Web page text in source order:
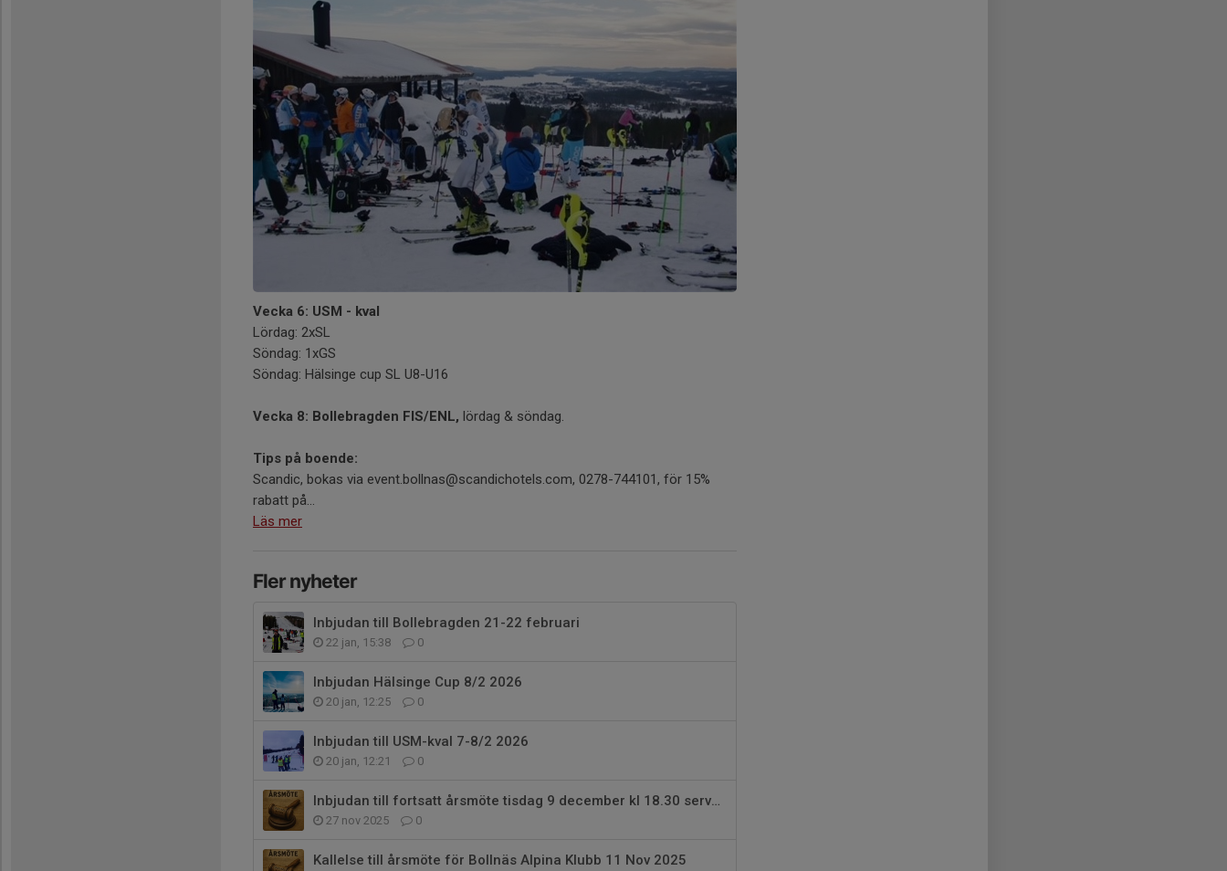
Vecka 6: USM - kval
Lördag: 2xSL
Söndag: 1xGS
Söndag: Hälsinge cup SL U8-U16
Vecka 8: Bollebragden FIS/ENL, lördag & söndag.
Tips på boende:
Scandic, bokas via event.bollnas@scandichotels.com, 0278-744101, för 15%
rabatt på...
Läs mer
Fler nyheter
Inbjudan till Bollebragden 21-22 februari
22 jan, 15:38 0
Inbjudan Hälsinge Cup 8/2 2026
20 jan, 12:25 0
Inbjudan till USM-kval 7-8/2 2026
20 jan, 12:21 0
Inbjudan till fortsatt årsmöte tisdag 9 december kl 18.30 serveringen Bolle
27 nov 2025 0
Kallelse till årsmöte för Bollnäs Alpina Klubb 11 Nov 2025